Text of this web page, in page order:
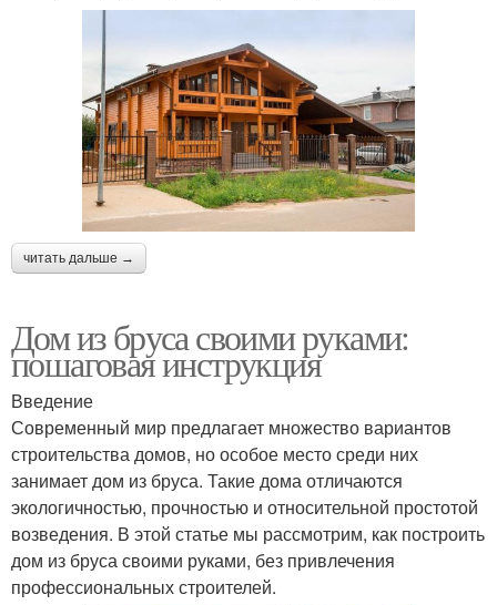
читать дальше →
Дом из бруса своими руками:
пошаговая инструкция
Введение
Современный мир предлагает множество вариантов
строительства домов, но особое место среди них
занимает дом из бруса. Такие дома отличаются
экологичностью, прочностью и относительной простотой
возведения. В этой статье мы рассмотрим, как построить
дом из бруса своими руками, без привлечения
профессиональных строителей.